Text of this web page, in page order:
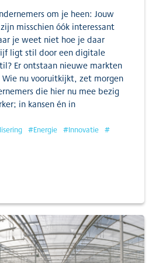
om je heen: Jouw
misschien óók interessant
je weet niet hoe je daar
ligt stil door een digitale
Er ontstaan nieuwe markten
nu vooruitkijkt, zet morgen
die hier nu mee bezig
in kansen én in
#Energie #Innovatie #